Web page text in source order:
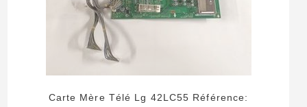
Carte Mère Télé Lg 42LC55 Référence: